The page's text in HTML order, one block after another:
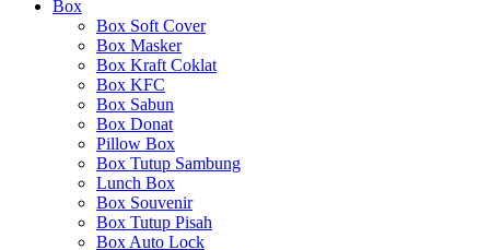
Box
Box Soft Cover
Box Masker
Box Kraft Coklat
Box KFC
Box Sabun
Box Donat
Pillow Box
Box Tutup Sambung
Lunch Box
Box Souvenir
Box Tutup Pisah
Box Auto Lock